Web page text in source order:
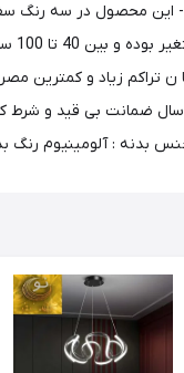
کد 716- (نور 3 حالته و
زیاد و کمترین